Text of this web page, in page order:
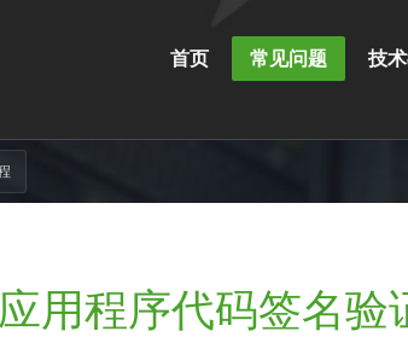
首页 常见问题 技
用程序代码签名验